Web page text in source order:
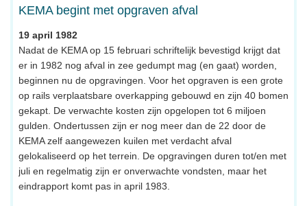
KEMA begint met opgraven afval
19 april 1982
Nadat de KEMA op 15 februari schriftelijk bevestigd krijgt dat
er in 1982 nog afval in zee gedumpt mag (en gaat) worden,
beginnen nu de opgravingen. Voor het opgraven is een grote
op rails verplaatsbare overkapping gebouwd en zijn 40 bomen
gekapt. De verwachte kosten zijn opgelopen tot 6 miljoen
gulden. Ondertussen zijn er nog meer dan de 22 door de
KEMA zelf aangewezen kuilen met verdacht afval
gelokaliseerd op het terrein. De opgravingen duren tot/en met
juli en regelmatig zijn er onverwachte vondsten, maar het
eindrapport komt pas in april 1983.